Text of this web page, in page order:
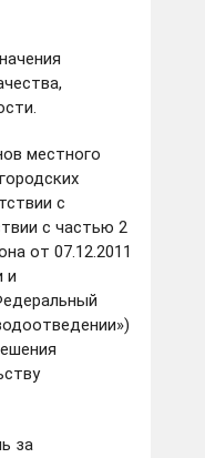
местного
с
с частью 2
от 07.12.2011
и
за